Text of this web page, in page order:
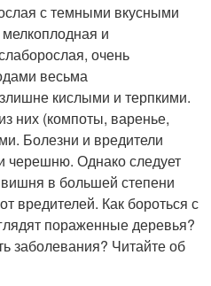
с темными вкусными
и
очень
весьма
кислыми и терпкими.
них (компоты, варенье,
Болезни и вредители
черешню. Однако следует
вишня в большей степени
вредителей. Как бороться с
пораженные деревья?
заболевания? Читайте об